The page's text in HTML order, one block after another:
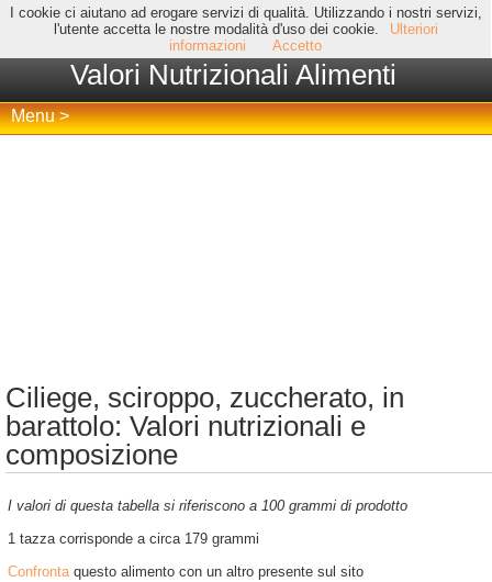
I cookie ci aiutano ad erogare servizi di qualità. Utilizzando i nostri servizi,
l'utente accetta le nostre modalità d'uso dei cookie.
Ulteriori
informazioni
Accetto
Valori Nutrizionali Alimenti
Menu >
Ciliege, sciroppo, zuccherato, in
barattolo: Valori nutrizionali e
composizione
I valori di questa tabella si riferiscono a 100 grammi di prodotto
1 tazza corrisponde a circa 179 grammi
Confrontaquesto alimento con un altro presente sul sito